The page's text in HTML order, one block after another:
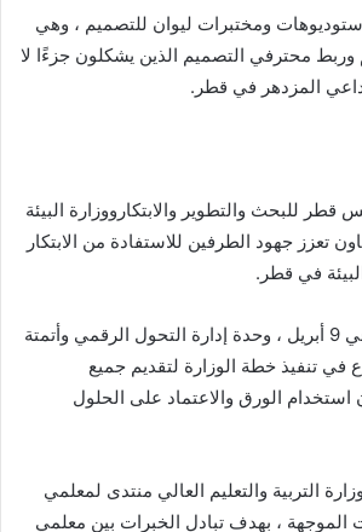
ومختبرات ليوان للتصميم ، وهي
محترفي التصميم الذين يشكلون جزءًا لا
المزدهر في قطر.
قطر للبحث والتطوير والابتكارووزارة البيئة
تعزز جهود الطرفين للاستفادة من الابتكار
في قطر.
افتتحت وزارة العمل في 9 أبريل ، وحدة إدارة التحول الرقمي وأتمتة
في تنفيذ خطة الوزارة لتقديم جميع
استخدام الورق والاعتماد على الحلول
وزارة التربية والتعليم العالي منتدى لمعلمي
الموجهة ، بهدف تبادل الخبرات بين معلمي